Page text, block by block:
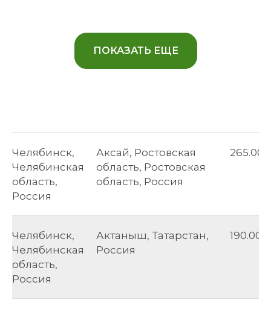
ПОКАЗАТЬ ЕЩЕ
Челябинск,
Челябинская
область,
Россия
Аксай, Ростовская
область, Ростовская
область, Россия
265.00
Челябинск,
Челябинская
область,
Россия
Актаныш, Татарстан,
Россия
190.00